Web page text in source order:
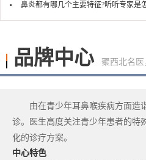
鼻炎都有哪几个主要特征?听听专家是
品牌中心 聚西北名医
由在青少年耳鼻喉疾病方面造
诊。医生高度关注青少年患者的特
化的诊疗方案。
中心特色